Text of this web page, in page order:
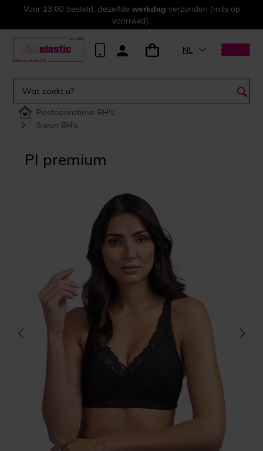
Voor 13:00 besteld, dezelfde werkdag verzonden (mits op
voorraad).
NL
Postoperatieve BH's
Steun BH's
PI premium